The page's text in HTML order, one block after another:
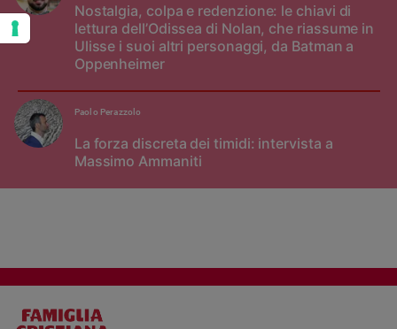
Nostalgia, colpa e redenzione: le chiavi di
lettura dell’Odissea di Nolan, che riassume in
Ulisse i suoi altri personaggi, da Batman a
Oppenheimer
La forza discreta dei timidi: intervista a
Massimo Ammaniti
Paolo Perazzolo